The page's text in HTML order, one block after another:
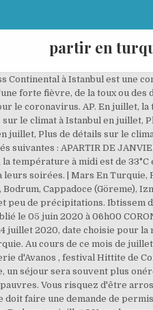
partir en
par la chaleur à Antalya en juillet, Pour un jour quelconque du mois de juillet, voici les probabiltés climatiques pour Antalya. Natro est l'une des entreprises leader dans le domaine du web hosting en Turquie avec plus de 120.000 clients actifs et plus de 500.000 noms de domaine enregistrés. Un citoyen français n’a pas besoin de visa pour un séjour en Turquie ne dépassant pas 90 jours. Quel temps faisait-il à Izmir le 15 juillet de l'année dernière ? Les températures moyennes sont comprises entre 22°C et 32°C mais sachez que selon les années elles peuvent descendre à 16°C et monter jusqu'à 42°C. Juillet Au mois de juillet, le climat de Cappadoce (Göreme) est idéal avec, le plus souvent, une météo : Ciel dégagé/Ensoleillé. Ces prédictions sont des probabilités pour juillet à partir de relevés météo effectués depuis plus de 6 années. Les tarifs sont plus élevés pendants cette période mais vous ouvez toujours consulter nos conseils et bons plans pour économiser sur votre séjour. Il est conseillé de partir en voyage en Turquie aux mois de mai, juin, juillet, août, septembre et octobre. L'ensemble des localités turques bénéficient de l'association impeccable de la chaleur et du faible taux des précipitations. En juillet, Antalya bénéficie d'un très bon ensoleillement d'environ 13 heures par jour avec un nombre de jours de pluie estimé pour ce mois à 0. | Décembre Temps de Lecture 3 min. Il est temps de ranger son costume de travail et de profiter du soleil, de la plage et de la mer en famille ou entre amis. Kars est une destination conseillée en juillet. Au delà des saisons touristiques (basse, moyenne ou haute saison) du pays considéré, les prix des billets d'avion et des séjours all-inclusive varient également en fonction de la demande dans le pays de départ. ... le 28 juillet 2020. Quand la côte sud jouit d’un climat typiquement méditerranéen, doux l’hiver et chaux l’été, le centre du pays est plus continental, avec des hivers enneigés et des